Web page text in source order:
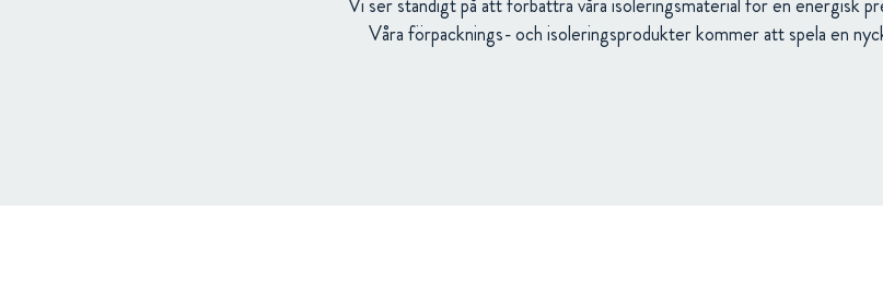
Våra förpacknings- och isoleringsprodukter kommer att spela en